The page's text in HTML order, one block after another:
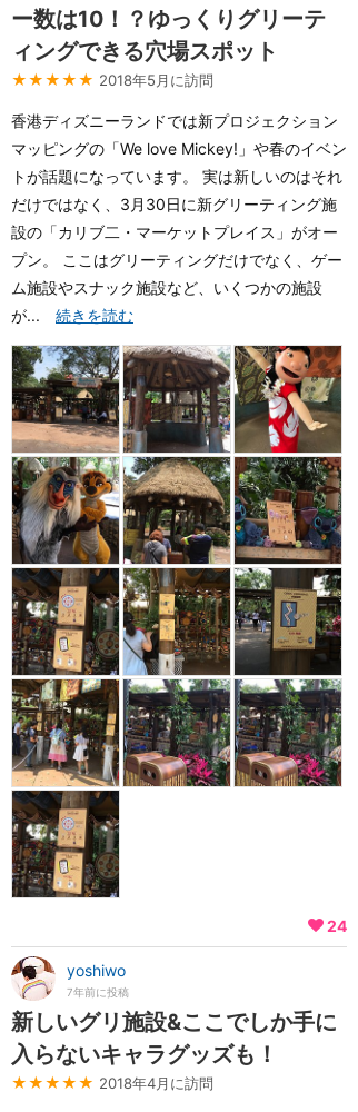
ー数は10！？ゆっくりグリーテ
ィングできる穴場スポット
★★★★★ 2018年5月に訪問
香港ディズニーランドでは新プロジェクション
マッピングの「We love Mickey!」や春のイベン
トが話題になっています。 実は新しいのはそれ
だけではなく、3月30日に新グリーティング施
設の「カリブ二・マーケットプレイス」がオー
プン。 ここはグリーティングだけでなく、ゲー
ム施設やスナック施設など、いくつかの施設
が... 続きを読む
24
yoshiwo
7年前に投稿
新しいグリ施設&ここでしか手に
入らないキャラグッズも！
★★★★★ 2018年4月に訪問